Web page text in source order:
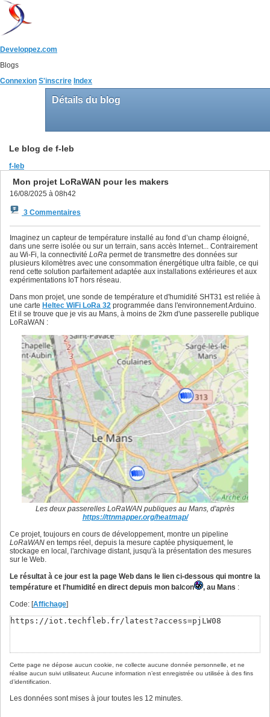
Developpez.com
Blogs
Connexion S'inscrire Index
Détails du blog
Le blog de f-leb
f-leb
Mon projet LoRaWAN pour les makers
16/08/2025 à 08h42
3 Commentaires
Imaginez un capteur de température installé au fond d’un champ éloigné,
dans une serre isolée ou sur un terrain, sans accès Internet... Contrairement
au Wi-Fi, la connectivité LoRa permet de transmettre des données sur
plusieurs kilomètres avec une consommation énergétique ultra faible, ce qui
rend cette solution parfaitement adaptée aux installations extérieures et aux
expérimentations IoT hors réseau.
Dans mon projet, une sonde de température et d'humidité SHT31 est reliée à
une carte Heltec WiFi LoRa 32 programmée dans l'environnement Arduino.
Et il se trouve que je vis au Mans, à moins de 2km d'une passerelle publique
LoRaWAN :
Les deux passerelles LoRaWAN publiques au Mans, d'après
https://ttnmapper.org/heatmap/
Ce projet, toujours en cours de développement, montre un pipeline
LoRaWAN en temps réel, depuis la mesure captée physiquement, le
stockage en local, l'archivage distant, jusqu'à la présentation des mesures
sur le Web.
Le résultat à ce jour est la page Web dans le lien ci-dessous qui montre la
température et l'humidité en direct depuis mon balcon
, au Mans :
Code: [Affichage]
https://iot .techfleb . fr/latest?access=pjLW08
Cette page ne dépose aucun cookie, ne collecte aucune donnée personnelle, et ne
réalise aucun suivi utilisateur. Aucune information n’est enregistrée ou utilisée à des fins
d’identification.
Les données sont mises à jour toutes les 12 minutes.